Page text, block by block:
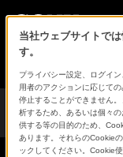
M2 Live
とは
導入
当社ウェブサイトで
す。
プライバシー設定、ログイ
用者のアクションに応じて
停止することができません
析するため、あるいは個々
供する等の目的のため、
あります。それらのCookie
ックしてください。Cookie